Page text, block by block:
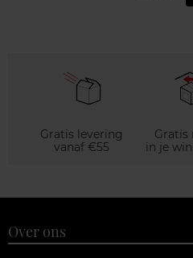
Gratis levering
vanaf €55
Gratis
in je
Over ons